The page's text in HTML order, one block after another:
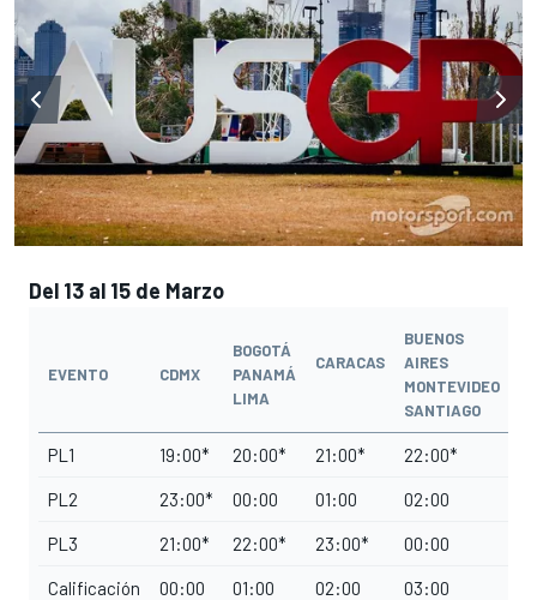
Del 13 al 15 de Marzo
EVENTO CDMX
BOGOTÁ
PANAMÁ
LIMA
CARACAS
BUENOS
AIRES
MONTEVIDEO
SANTIAGO
PL1 19:00* 20:00* 21:00* 22:00*
PL2 23:00* 00:00 01:00 02:00
PL3 21:00* 22:00* 23:00* 00:00
Calificación 00:00 01:00 02:00 03:00